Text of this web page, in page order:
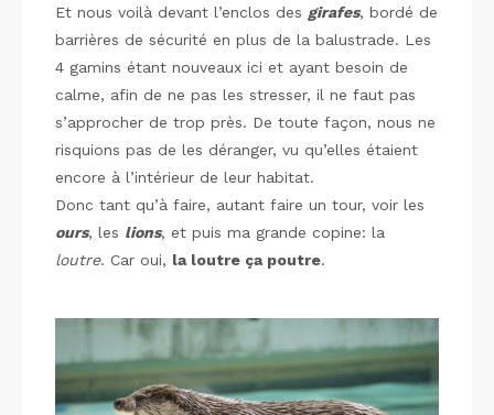
Et nous voilà devant l’enclos des girafes, bordé de
barrières de sécurité en plus de la balustrade. Les
4 gamins étant nouveaux ici et ayant besoin de
calme, afin de ne pas les stresser, il ne faut pas
s’approcher de trop près. De toute façon, nous ne
risquions pas de les déranger, vu qu’elles étaient
encore à l’intérieur de leur habitat.
Donc tant qu’à faire, autant faire un tour, voir les
ours, les lions, et puis ma grande copine: la
loutre. Car oui, la loutre ça poutre.